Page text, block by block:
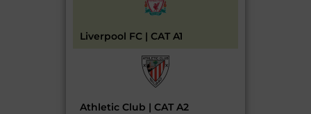
Liverpool FC | CAT A1
Athletic Club | CAT A2